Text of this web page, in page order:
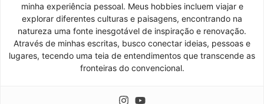
minha experiência pessoal. Meus hobbies incluem viajar e
explorar diferentes culturas e paisagens, encontrando na
natureza uma fonte inesgotável de inspiração e renovação.
Através de minhas escritas, busco conectar ideias, pessoas e
lugares, tecendo uma teia de entendimentos que transcende as
fronteiras do convencional.